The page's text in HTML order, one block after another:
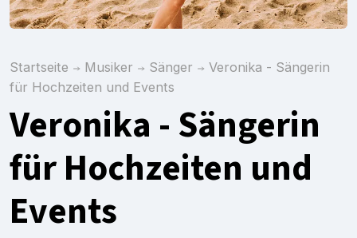
Startseite Musiker Sänger
Veronika - Sängerin
für Hochzeiten und Events
Veronika - Sängerin
für Hochzeiten und
Events